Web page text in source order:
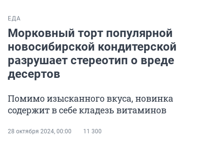
ЕДА
Морковный торт популярной
новосибирской кондитерской
разрушает стереотип о вреде
десертов
Помимо изысканного вкуса, новинка
содержит в себе кладезь витаминов
28 октября 2024, 00:00 11 300